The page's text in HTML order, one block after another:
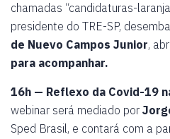
chamadas “candidaturas-
presidente do TRE-SP,
de Nuevo Campos Junior,
para acompanhar.
16h — Reflexo da Covid-19
webinar será mediado por
Sped Brasil, e contará com a